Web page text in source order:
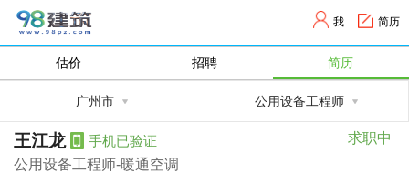
我 简历
估价 招聘 简历
广州市 公用设备工程师
王江龙 手机已验证
求职中
公用设备工程师-暖通空调